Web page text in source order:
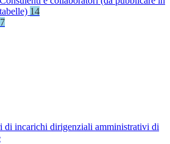
tabelle) 14
di incarichi dirigenziali amministrativi di